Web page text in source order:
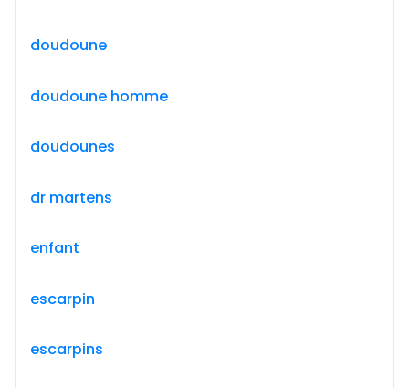
doudoune
doudoune homme
doudounes
dr martens
enfant
escarpin
escarpins